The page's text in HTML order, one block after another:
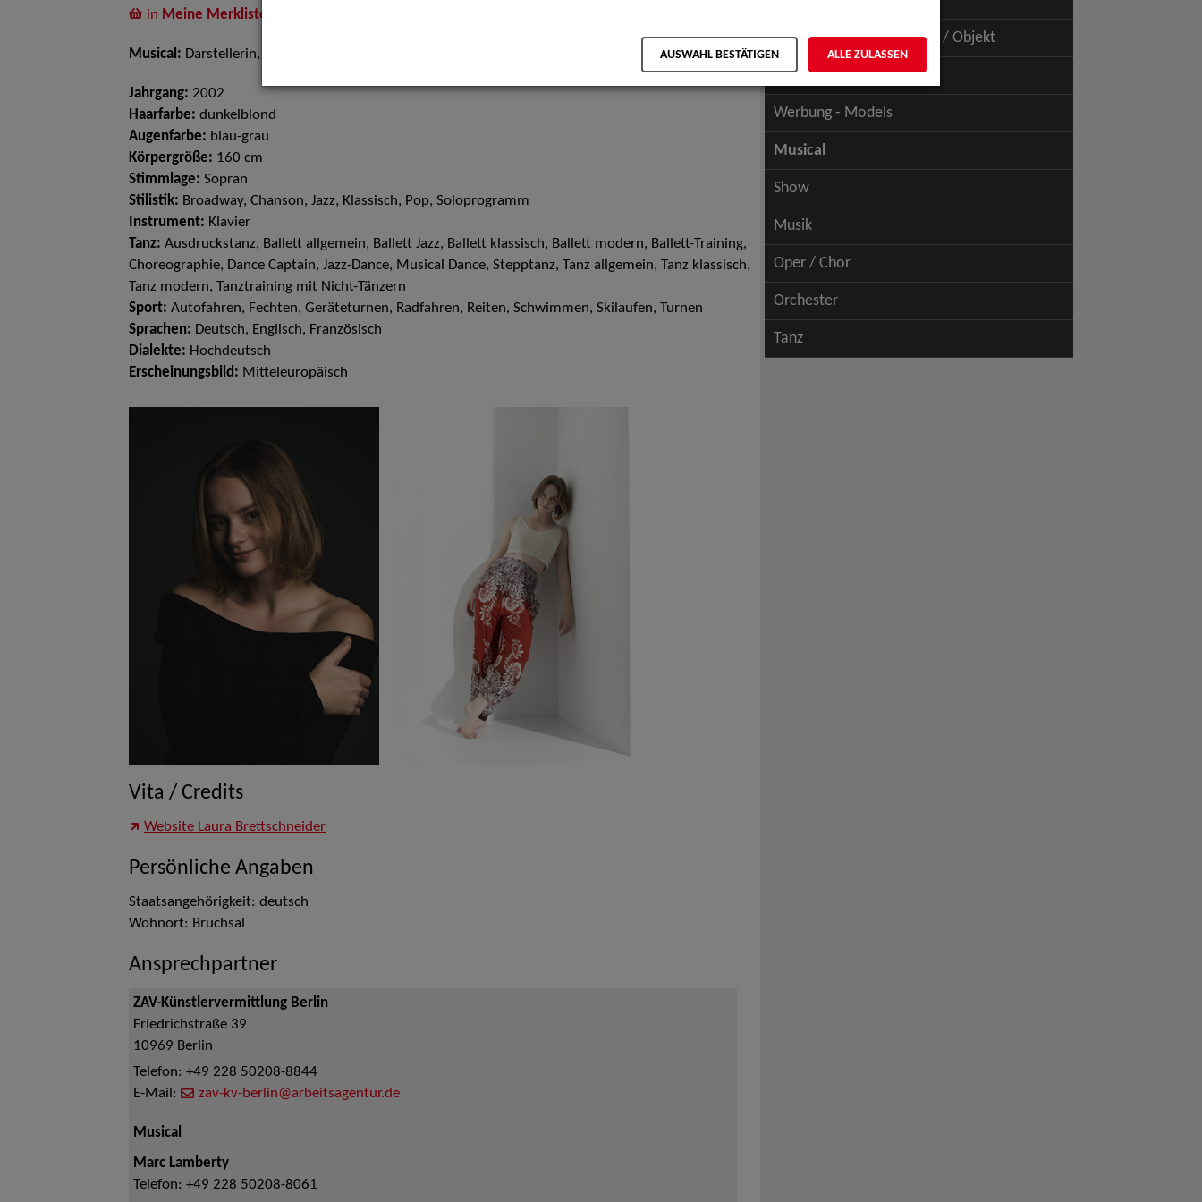
in Meine Merkliste
Musical: Darstellerin, Sängerin
Jahrgang: 2002
Haarfarbe: dunkelblond
Augenfarbe: blau-grau
Körpergröße: 160 cm
Stimmlage: Sopran
Stilistik: Broadway, Chanson, Jazz, Klassisch, Pop, Soloprogramm
Instrument: Klavier
Tanz: Ausdruckstanz, Ballett allgemein, Ballett Jazz, Ballett klassisch, Ballett modern, Ballett-Training,
Choreographie, Dance Captain, Jazz-Dance, Musical Dance, Stepptanz, Tanz allgemein, Tanz klassisch,
Tanz modern, Tanztraining mit Nicht-Tänzern
Sport: Autofahren, Fechten, Geräteturnen, Radfahren, Reiten, Schwimmen, Skilaufen, Turnen
Sprachen: Deutsch, Englisch, Französisch
Dialekte: Hochdeutsch
Erscheinungsbild: Mitteleuropäisch
Vita / Credits
Website Laura Brettschneider
Persönliche Angaben
Staatsangehörigkeit: deutsch
Wohnort: Bruchsal
Ansprechpartner
ZAV-Künstlervermittlung Berlin
Friedrichstraße 39
10969 Berlin
Telefon: +49 228 50208-8844
E-Mail:
zav-kv-berlin@arbeitsagentur.de
Musical
Marc Lamberty
Telefon: +49 228 50208-8061
Schauspiel - Figur / Puppe / Objekt
Werbung - Talents
Werbung - Models
Musical
Show
Musik
Oper / Chor
Orchester
Tanz
AUSWAHL BESTÄTIGEN ALLE ZULASSEN